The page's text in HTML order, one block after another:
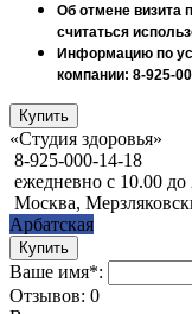
Об отмене визита
считаться
Информацию по
компании: 8-925-
«Студия здоровья»
8-925-000-14-18
ежедневно с 10.00 до
Москва,
Арбатская
Ваше имя*:
Отзывов: 0